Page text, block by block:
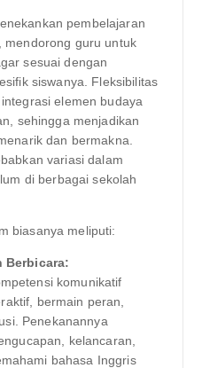
pembelajaran
mendorong guru untuk
sesuai dengan
siswanya. Fleksibilitas
elemen budaya
sehingga menjadikan
dan bermakna.
variasi dalam
di berbagai sekolah
biasanya meliputi:
Berbicara:
komunikatif
bermain peran,
Penekanannya
kelancaran,
bahasa Inggris